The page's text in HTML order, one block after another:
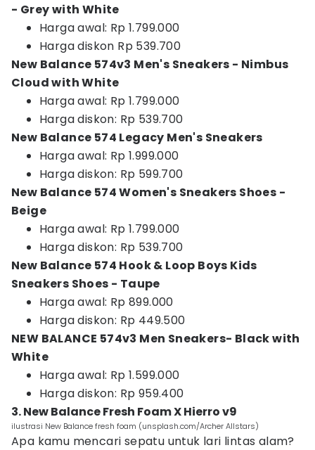
- Grey with White
Harga awal: Rp 1.799.000
Harga diskon Rp 539.700
New Balance 574v3 Men's Sneakers - Nimbus
Cloud with White
Harga awal: Rp 1.799.000
Harga diskon: Rp 539.700
New Balance 574 Legacy Men's Sneakers
Harga awal: Rp 1.999.000
Harga diskon: Rp 599.700
New Balance 574 Women's Sneakers Shoes -
Beige
Harga awal: Rp 1.799.000
Harga diskon: Rp 539.700
New Balance 574 Hook & Loop Boys Kids
Sneakers Shoes - Taupe
Harga awal: Rp 899.000
Harga diskon: Rp 449.500
NEW BALANCE 574v3 Men Sneakers- Black with
White
Harga awal: Rp 1.599.000
Harga diskon: Rp 959.400
3. New Balance Fresh Foam X Hierro v9
ilustrasi New Balance fresh foam (unsplash.com/Archer Allstars)
Apa kamu mencari sepatu untuk lari lintas alam?